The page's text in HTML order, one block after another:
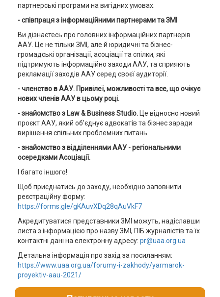
партнерські програми на вигідних умовах.
- співпраця з інформаційними партнерами та ЗМІ
Ви дізнаєтесь про головних інформаційних партнерів
ААУ. Це не тільки ЗМІ, але й юридичні та бізнес-
громадські організації, асоціації та спілки, які
підтримують інформаційно заходи ААУ, та сприяють
рекламації заходів ААУ серед своєї аудиторії.
- членство в ААУ. Привілеї, можливості та все, що очікує
нових членів ААУ в цьому році.
- знайомствозLaw & Business Studio. Це відносно новий
проєкт ААУ, який об'єднує адвокатів та бізнес заради
вирішення спільних проблемних питань.
- знайомство з відділеннями ААУ - регіональними
осередками Асоціації.
І багато іншого!
Щоб приєднатись до заходу, необхідно заповнити
реєстраційну форму:
https://forms.gle/gKAuvXDq28qAuVkF7
Акредитуватися представники ЗМІ можуть, надіславши
листа з інформацією про назву ЗМІ, ПІБ журналістів та їх
контактні дані на електронну адресу: pr@uaa.org.ua
Детальна інформація про захід за посиланням:
https://www.uaa.org.ua/forumy-i-zakhody/yarmarok-
proyektiv-aau-2021/